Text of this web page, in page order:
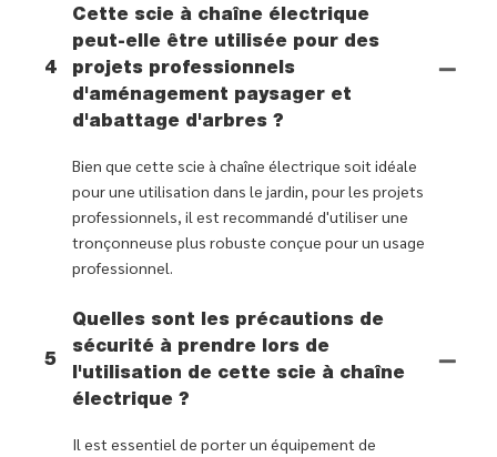
4
Cette scie à chaîne électrique
peut-elle être utilisée pour des
projets professionnels
d'aménagement paysager et
d'abattage d'arbres ?
Bien que cette scie à chaîne électrique soit idéale
pour une utilisation dans le jardin, pour les projets
professionnels, il est recommandé d'utiliser une
tronçonneuse plus robuste conçue pour un usage
professionnel.
5
Quelles sont les précautions de
sécurité à prendre lors de
l'utilisation de cette scie à chaîne
électrique ?
Il est essentiel de porter un équipement de